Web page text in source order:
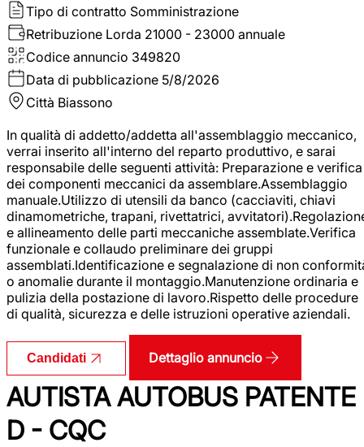
Tipo di contratto Somministrazione
Retribuzione Lorda 21000 - 23000 annuale
Codice annuncio 349820
Data di pubblicazione 5/8/2026
Città Biassono
In qualità di addetto/addetta all'assemblaggio meccanico,
verrai inserito all'interno del reparto produttivo, e sarai
responsabile delle seguenti attività: Preparazione e verifica
dei componenti meccanici da assemblare.Assemblaggio
manuale.Utilizzo di utensili da banco (cacciaviti, chiavi
dinamometriche, trapani, rivettatrici,
e allineamento delle parti meccaniche assemblate.Verifica
funzionale e collaudo preliminare dei gruppi
assemblati.Identificazione e segnalazione di non
o anomalie durante il montaggio.Manutenzione ordinaria e
pulizia della postazione di lavoro.Rispetto delle procedure
di qualità, sicurezza e delle istruzioni operative aziendali.
Candidati Dettaglio annuncio
AUTISTA AUTOBUS PATENTE
D - CQC